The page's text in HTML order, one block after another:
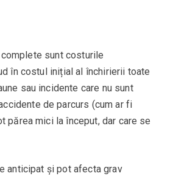
sunt costurile
în costul inițial al închirierii toate
sau incidente care nu sunt
de parcurs (cum ar fi
părea mici la început, dar care se
anticipat și pot afecta grav